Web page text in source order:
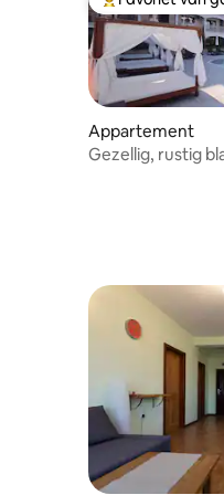
Topfavoriet van
Appartement
Gezellig, rustig